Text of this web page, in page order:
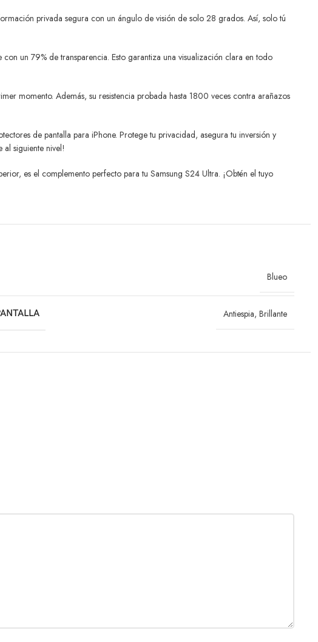
privada segura con un ángulo de visión de solo 28 grados. Así, solo tú
un 79% de transparencia. Esto garantiza una visualización clara en todo
momento. Además, su resistencia probada hasta 1800 veces contra arañazos
de pantalla para iPhone. Protege tu privacidad, asegura tu inversión y
siguiente nivel!
es el complemento perfecto para tu Samsung S24 Ultra. ¡Obtén el tuyo
Blueo
Antiespia, Brillante